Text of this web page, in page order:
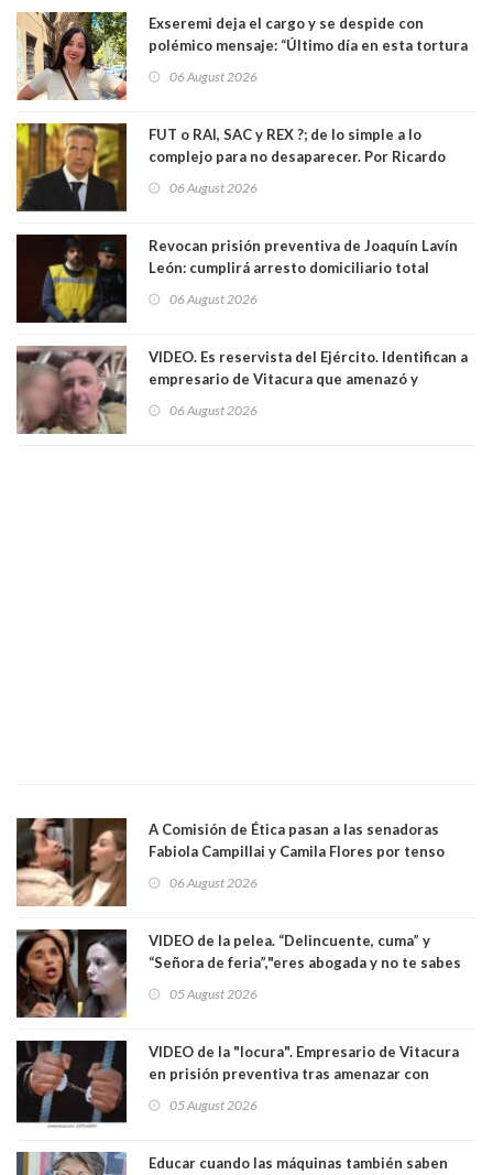
Exseremi deja el cargo y se despide con
polémico mensaje: “Último día en esta tortura
06 August 2026
FUT o RAI, SAC y REX ?; de lo simple a lo
complejo para no desaparecer. Por Ricardo
06 August 2026
Revocan prisión preventiva de Joaquín Lavín
León: cumplirá arresto domiciliario total
06 August 2026
VIDEO. Es reservista del Ejército. Identifican a
empresario de Vitacura que amenazó y
al "ring raja". Se trata de Andrés Arrieta y la
06 August 2026
A Comisión de Ética pasan a las senadoras
Fabiola Campillai y Camila Flores por tenso
06 August 2026
VIDEO de la pelea. “Delincuente, cuma” y
“Señora de feria”,"eres abogada y no te sabes
senadoras Camila Flores y Fabiola Campillai en
05 August 2026
VIDEO de la "locura". Empresario de Vitacura
en prisión preventiva tras amenazar con
Los persiguió en potente camioneta
05 August 2026
Educar cuando las máquinas también saben